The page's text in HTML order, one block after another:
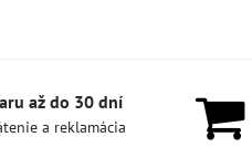
až do 30 dní
a reklamácia